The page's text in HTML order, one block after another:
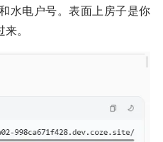
水电户号。表面上房子是你
。